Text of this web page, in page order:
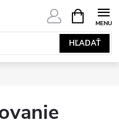
HĽADAŤ
KOŠÍK